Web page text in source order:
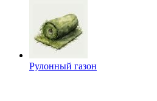
Рулонный газон